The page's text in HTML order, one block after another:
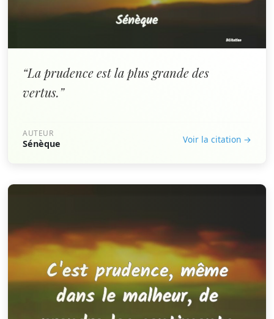
“La prudence est la plus grande des
vertus.”
AUTEUR
Sénèque Voir la citation →